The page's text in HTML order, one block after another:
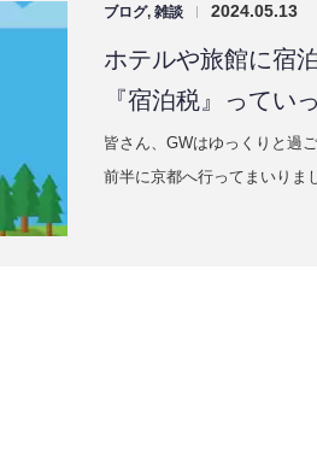
ブログ, 雑談 | 2024.05.13
ホテルや旅館に宿
『宿泊税』ってい
皆さん、GWはゆっくりと過
前半に京都へ行ってまいり